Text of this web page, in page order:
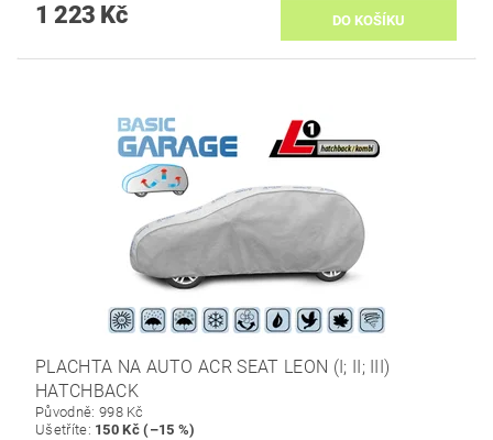
1 223 Kč
PLACHTA NA AUTO ACR SEAT LEON (I; II; III)
HATCHBACK
Původně: 998 Kč
Ušetříte: 150 Kč (–15 %)